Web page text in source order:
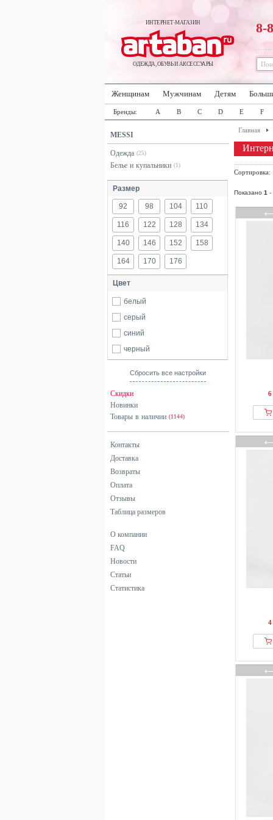
ИНТЕРНЕТ-МАГАЗИН
ОДЕЖДА, ОБУВЬ И АКСЕССУАРЫ
8-
Женщинам Мужчинам Детям
Бренды: A B C D E F
MESSI
Одежда (25)
Белье и купальники (1)
Размер
92 98 104 110
116 122 128 134
140 146 152 158
164 170 176
Цвет
белый
серый
синий
черный
Сбросить все настройки
Скидки
Новинки
Товары в наличии (1144)
Контакты
Доставка
Возвраты
Оплата
Отзывы
Таблица размеров
О компании
FAQ
Новости
Статьи
Статистика
Главная
Показано 1 -
6
4